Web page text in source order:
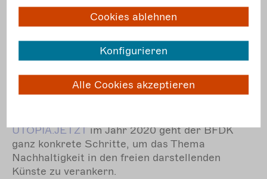
dazu bei, eine kulturelle Grundversorgung in der
Fläche zu gewährleisten.
Nachhaltigkeit
UTOPIA.JETZTim Jahr 2020 geht der BFDK
ganz konkrete Schritte, um das Thema
Nachhaltigkeit in den freien darstellenden
Künste zu verankern.
Cookies ablehnen
Konfigurieren
Alle Cookies akzeptieren